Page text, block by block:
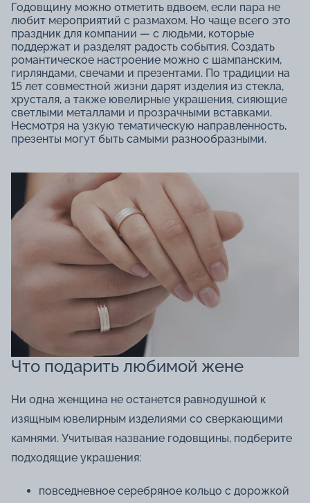
Годовщину можно отметить вдвоем, если пара не
любит мероприятий с размахом. Но чаще всего это
праздник для компании — с людьми, которые
поддержат и разделят радость события. Создать
романтическое настроение можно с шампанским,
гирляндами, свечами и презентами. По традиции на
15 лет совместной жизни дарят изделия из стекла,
хрусталя, а также ювелирные украшения, сияющие
светлыми металлами и прозрачными вставками.
Несмотря на узкую тематическую направленность,
презенты могут быть самыми разнообразными.
Что подарить любимой жене
Ни одна женщина не останется равнодушной к
изящным ювелирным изделиями со сверкающими
камнями. Учитывая название годовщины, подберите
подходящие украшения:
повседневное серебряное кольцо с дорожкой